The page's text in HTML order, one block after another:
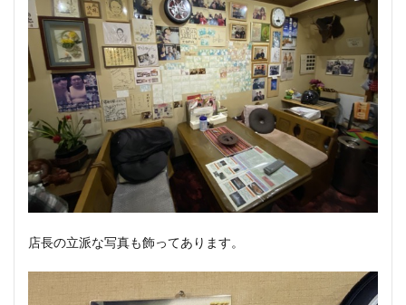
店長の立派な写真も飾ってあります。